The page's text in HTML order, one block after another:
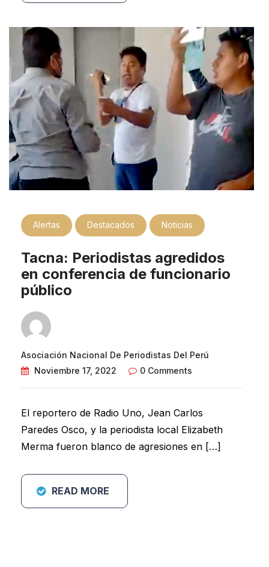
Alertas Destacados Noticias
Tacna: Periodistas agredidos
en conferencia de funcionario
público
Asociación Nacional De Periodistas Del Perú
Noviembre 17, 2022
0 Comments
El reportero de Radio Uno, Jean Carlos
Paredes Osco, y la periodista local Elizabeth
Merma fueron blanco de agresiones en […]
READ MORE